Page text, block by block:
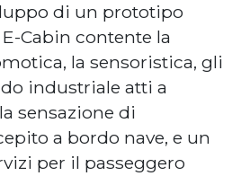
di un prototipo
Cabin contente la
la sensoristica, gli
industriale atti a
sensazione di
a bordo nave, e un
per il passeggero